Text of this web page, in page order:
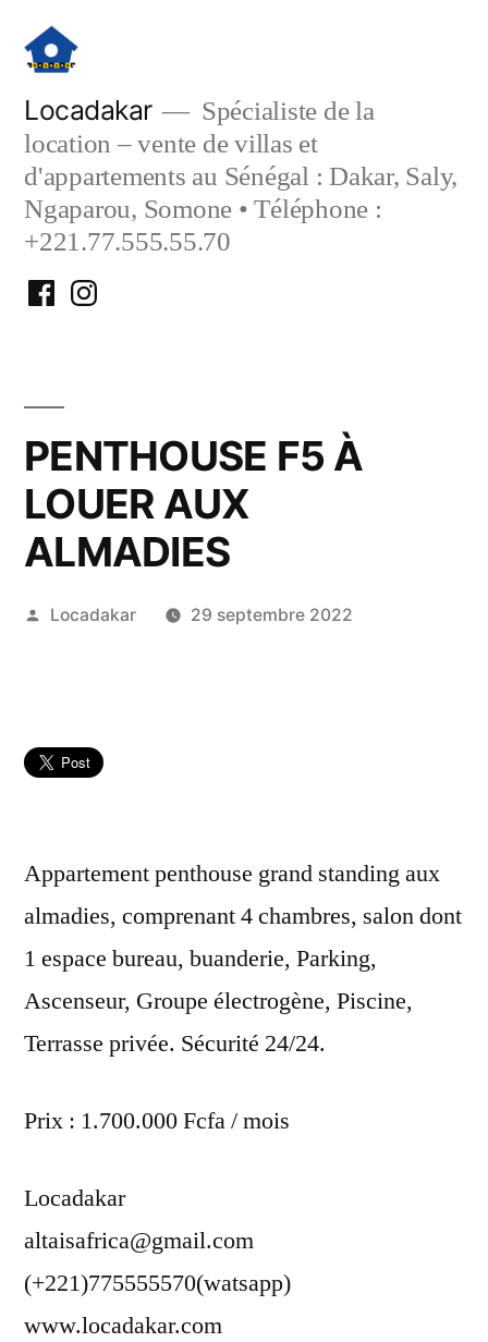
contenu
Locadakar
Spécialiste de la
location – vente de villas et
d'appartements au Sénégal : Dakar, Saly,
Ngaparou, Somone • Téléphone :
+221.77.555.55.70
FacebookInstagram
PENTHOUSE F5 À
LOUER AUX
ALMADIES
Publié
Locadakar 29 septembre 2022
Appartement penthouse grand standing aux
almadies, comprenant 4 chambres, salon dont
1 espace bureau, buanderie, Parking,
Ascenseur, Groupe électrogène, Piscine,
Terrasse privée. Sécurité 24/24.
Prix : 1.700.000 Fcfa / mois
Locadakar
altaisafrica@gmail.com
(+221)775555570(watsapp)
www.locadakar.com